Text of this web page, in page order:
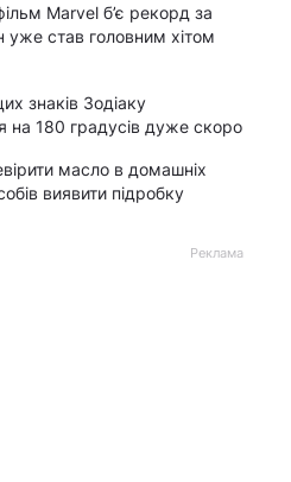
Marvel б’є рекорд за
уже став головним хітом
знаків Зодіаку
на 180 градусів дуже скоро
масло в домашніх
виявити підробку
Реклама